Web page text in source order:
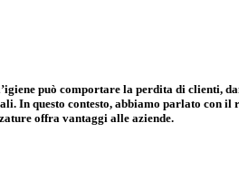
può comportare la perdita di clienti,
In questo contesto, abbiamo parlato con il
offra vantaggi alle aziende.